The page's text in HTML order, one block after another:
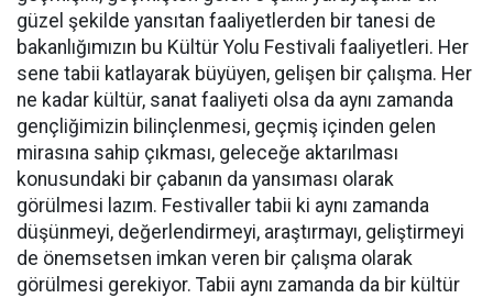
güzel şekilde yansıtan faaliyetlerden bir tanesi de
bakanlığımızın bu Kültür Yolu Festivali faaliyetleri. Her
sene tabii katlayarak büyüyen, gelişen bir çalışma. Her
ne kadar kültür, sanat faaliyeti olsa da aynı zamanda
gençliğimizin bilinçlenmesi, geçmiş içinden gelen
mirasına sahip çıkması, geleceğe aktarılması
konusundaki bir çabanın da yansıması olarak
görülmesi lazım. Festivaller tabii ki aynı zamanda
düşünmeyi, değerlendirmeyi, araştırmayı, geliştirmeyi
de önemsetsen imkan veren bir çalışma olarak
görülmesi gerekiyor. Tabii aynı zamanda da bir kültür